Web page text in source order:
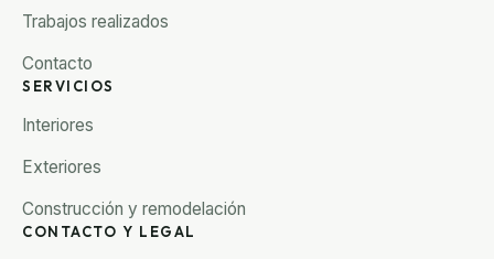
Trabajos realizados
Contacto
SERVICIOS
Interiores
Exteriores
Construcción y remodelación
CONTACTO Y LEGAL